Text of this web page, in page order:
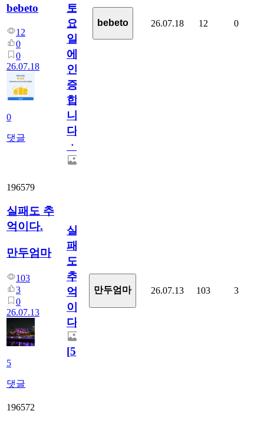
bebeto
12
0
0
26.07.18
0
댓글
토
요
일
에
인
증
합
니
다
ㆍ
bebeto 26.07.18 12 0
196579
실패도 추
억이다.
만두엄마
103
3
0
26.07.13
5
댓글
실
패
도
추
억
이
다.
[5]
만두엄마 26.07.13 103 3
196572